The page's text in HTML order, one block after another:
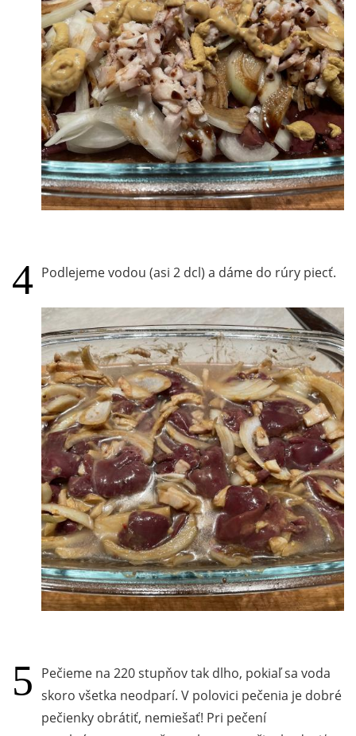
Podlejeme vodou (asi 2 dcl) a dáme do rúry piecť.
Pečieme na 220 stupňov tak dlho, pokiaľ sa voda
skoro všetka neodparí. V polovici pečenia je dobré
pečienky obrátiť, nemiešať! Pri pečení